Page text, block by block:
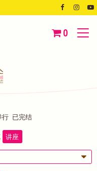
0
行 已完结
讲座